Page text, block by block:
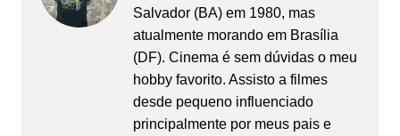
Salvador (BA) em 1980, mas
atualmente morando em Brasília
(DF). Cinema é sem dúvidas o meu
hobby favorito. Assisto a filmes
desde pequeno influenciado
principalmente por meus pais e